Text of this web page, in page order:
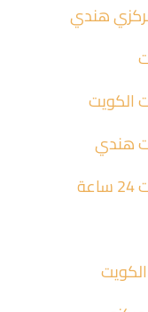
هندي
الكويت
هندي